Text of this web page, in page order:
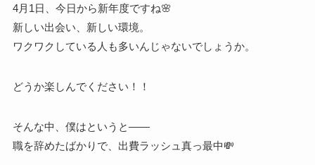
4月1日、今日から新年度ですね🌸
新しい出会い、新しい環境。
ワクワクしている人も多いんじゃないでしょうか。
どうか楽しんでください！！
そんな中、僕はというと——
職を辞めたばかりで、出費ラッシュ真っ最中💸